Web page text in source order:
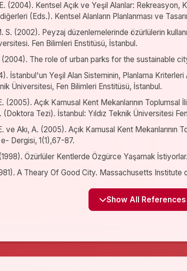
(2004). Kentsel Açık ve Yeşil Alanlar: Rekreasyon,
(Eds.). Kentsel Alanların Planlanması ve
S. (2002). Peyzaj düzenlemelerinde özürlülerin
Fen Bilimleri Enstitüsü, İstanbul.
(2004). The role of urban parks for the sustainable
İstanbul'un Yeşil Alan Sisteminin, Planlama
Üniversitesi, Fen Bilimleri Enstitüsü, İstanbul.
(2005). Açık Kamusal Kent Mekanlarının
(Doktora Tezi). İstanbul: Yıldız Teknik Üniversitesi
ve Akı, A. (2005). Açık Kamusal Kent Mekanlarının
Dergisi, 1(1),67-87.
Özürlüler Kentlerde Özgürce Yaşamak
A Theary Of Good City. Massachusetts Institute